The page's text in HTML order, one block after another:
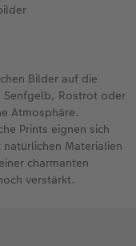
Bilder auf die
Senfgelb, Rostrot oder
Atmosphäre.
Prints eignen sich
Materialien
charmanten
verstärkt.